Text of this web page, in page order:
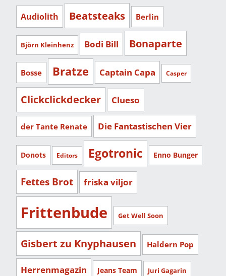
Audiolith Beatsteaks Berlin
Björn Kleinhenz Bodi Bill Bonaparte
Bosse Bratze Captain Capa Casper
Clickclickdecker Clueso
der Tante Renate Die Fantastischen Vier
Donots Editors Egotronic Enno Bunger
Fettes Brot friska viljor
Frittenbude Get Well Soon
Gisbert zu Knyphausen Haldern Pop
Herrenmagazin Jeans Team Juri Gagarin